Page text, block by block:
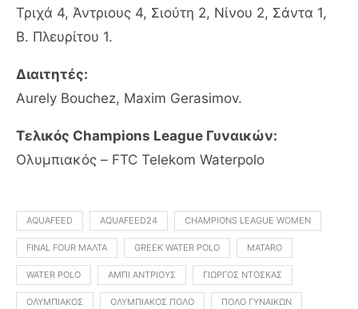
Τριχά 4, Άντριους 4, Σιούτη 2, Νίνου 2, Σάντα 1,
Β. Πλευρίτου 1.
Διαιτητές:
Aurely Bouchez, Maxim Gerasimov.
Τελικός Champions League Γυναικών:
Ολυμπιακός – FTC Telekom Waterpolo
AQUAFEED AQUAFEED24 CHAMPIONS LEAGUE WOMEN
FINAL FOUR ΜΆΛΤΑ GREEK WATER POLO MATARO
WATER POLO ΆΜΠΙ ΆΝΤΡΙΟΥΣ ΓΙΏΡΓΟΣ ΝΤΌΣΚΑΣ
ΟΛΥΜΠΙΑΚΌΣ ΟΛΥΜΠΙΑΚΌΣ ΠΌΛΟ ΠΌΛΟ ΓΥΝΑΙΚΏΝ